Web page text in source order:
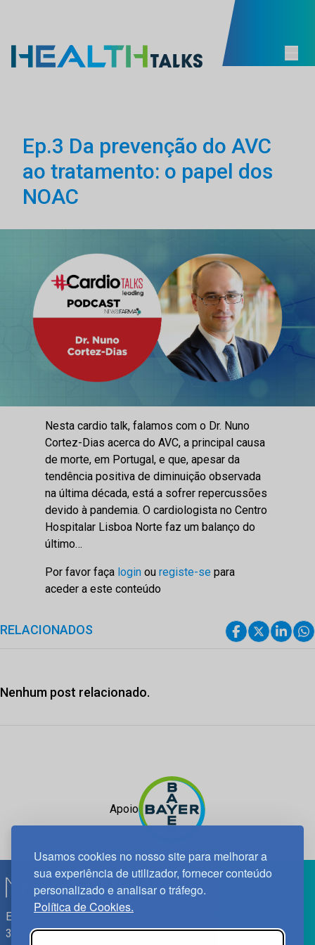
Usamos cookies no nosso site para melhorar a
sua experiência de utilizador, fornecer conteúdo
personalizado e analisar o tráfego.
Política de Cookies.
Ep.3 Da prevenção do AVC
ao tratamento: o papel dos
NOAC
Nesta cardio talk, falamos com o Dr. Nuno
Cortez-Dias acerca do AVC, a principal causa
de morte, em Portugal, e que, apesar da
tendência positiva de diminuição observada
na última década, está a sofrer repercussões
devido à pandemia. O cardiologista no Centro
Hospitalar Lisboa Norte faz um balanço do
último…
Por favor faça login ou registe-se para
aceder a este conteúdo
RELACIONADOS
Nenhum post relacionado.
Apoio
Edif. Lisboa Oriente | Av. Infante D. Henrique, n.º 333H, esc.
37